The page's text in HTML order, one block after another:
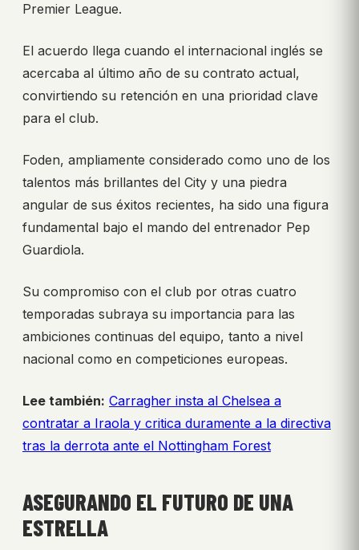
Premier League.
El acuerdo llega cuando el internacional inglés se
acercaba al último año de su contrato actual,
convirtiendo su retención en una prioridad clave
para el club.
Foden, ampliamente considerado como uno de los
talentos más brillantes del City y una piedra
angular de sus éxitos recientes, ha sido una figura
fundamental bajo el mando del entrenador Pep
Guardiola.
Su compromiso con el club por otras cuatro
temporadas subraya su importancia para las
ambiciones continuas del equipo, tanto a nivel
nacional como en competiciones europeas.
Lee también: Carragher insta al Chelsea a
contratar a Iraola y critica duramente a la directiva
tras la derrota ante el Nottingham Forest
ASEGURANDO EL FUTURO DE UNA
ESTRELLA